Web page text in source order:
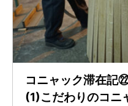
コニャック滞在記
(1)こだわりのコニ